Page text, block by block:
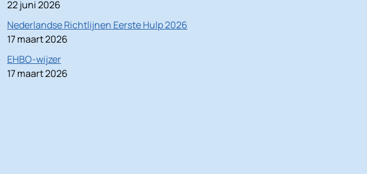
22 juni 2026
Nederlandse Richtlijnen Eerste Hulp 2026
17 maart 2026
EHBO-wijzer
17 maart 2026